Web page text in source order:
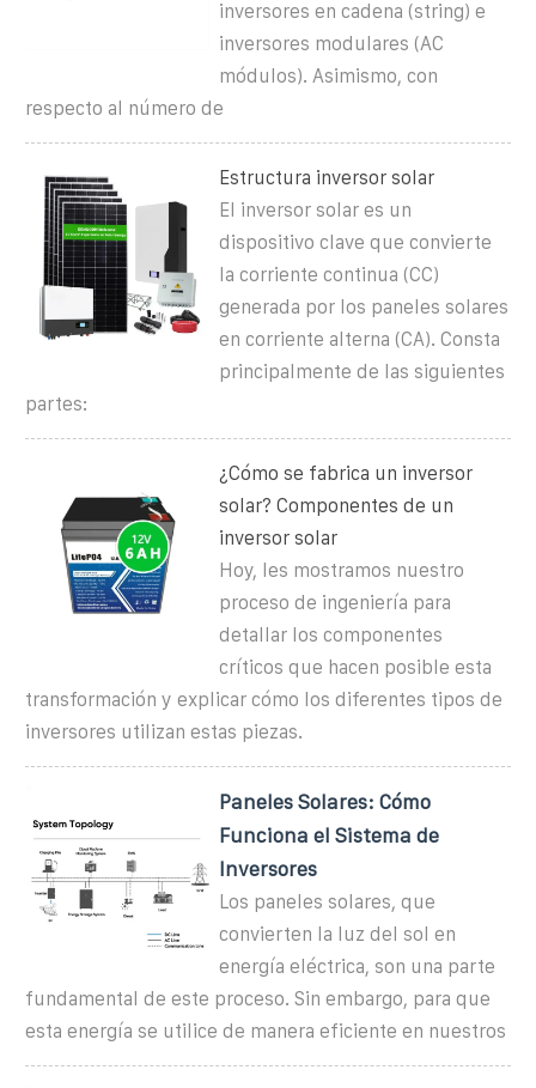
inversores en cadena (string) e
inversores modulares (AC
módulos). Asimismo, con
respecto al número de
Estructura inversor solar
El inversor solar es un
dispositivo clave que convierte
la corriente continua (CC)
generada por los paneles solares
en corriente alterna (CA). Consta
principalmente de las siguientes
partes:
¿Cómo se fabrica un inversor
solar? Componentes de un
inversor solar
Hoy, les mostramos nuestro
proceso de ingeniería para
detallar los componentes
críticos que hacen posible esta
transformación y explicar cómo los diferentes tipos de
inversores utilizan estas piezas.
Paneles Solares: Cómo
Funciona el Sistema de
Inversores
Los paneles solares, que
convierten la luz del sol en
energía eléctrica, son una parte
fundamental de este proceso. Sin embargo, para que
esta energía se utilice de manera eficiente en nuestros